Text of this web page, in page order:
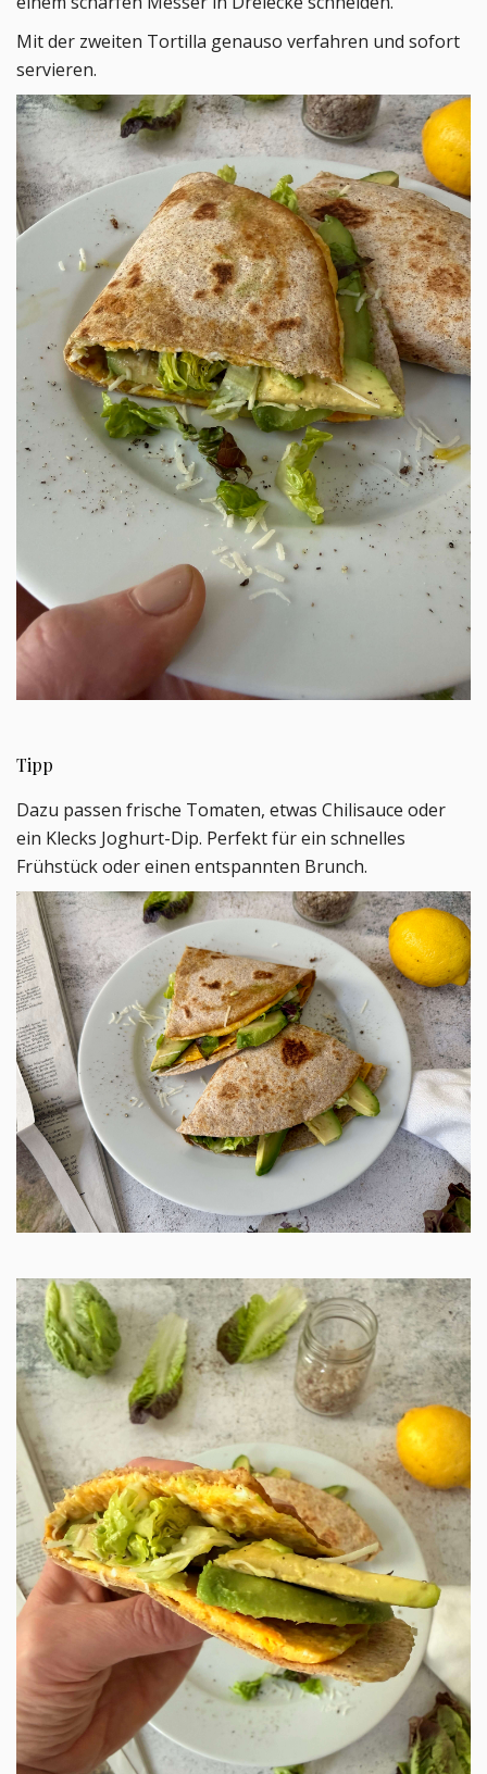
Mit der zweiten Tortilla genauso verfahren und sofort
servieren.
Tipp
Dazu passen frische Tomaten, etwas Chilisauce oder
ein Klecks Joghurt-Dip. Perfekt für ein schnelles
Frühstück oder einen entspannten Brunch.